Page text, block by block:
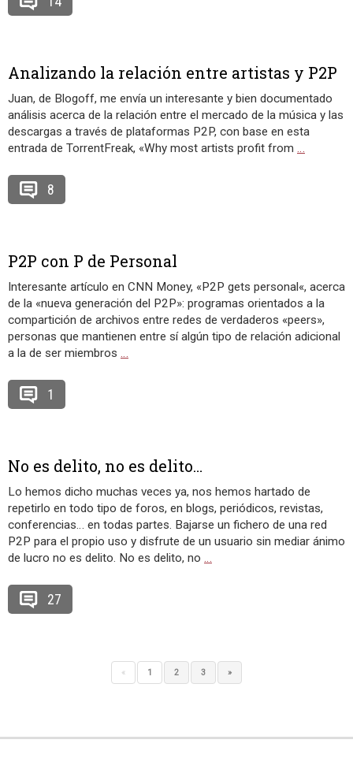
Analizando la relación entre artistas y P2P
Juan, de Blogoff, me envía un interesante y bien documentado
análisis acerca de la relación entre el mercado de la música y las
descargas a través de plataformas P2P, con base en esta
entrada de TorrentFreak, «Why most artists profit from …
8
P2P con P de Personal
Interesante artículo en CNN Money, «P2P gets personal«, acerca
de la «nueva generación del P2P»: programas orientados a la
compartición de archivos entre redes de verdaderos «peers»,
personas que mantienen entre sí algún tipo de relación adicional
a la de ser miembros …
1
No es delito, no es delito…
Lo hemos dicho muchas veces ya, nos hemos hartado de
repetirlo en todo tipo de foros, en blogs, periódicos, revistas,
conferencias… en todas partes. Bajarse un fichero de una red
P2P para el propio uso y disfrute de un usuario sin mediar ánimo
de lucro no es delito. No es delito, no …
27
« 1 2 3 »